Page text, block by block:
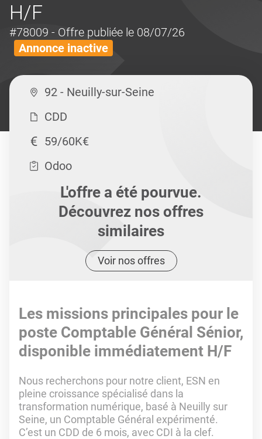
H/F
#78009 - Offre publiée le 08/07/26
Annonce inactive
92 - Neuilly-sur-Seine
CDD
59/60K€
Odoo
L'offre a été pourvue.
Découvrez nos offres
similaires
Voir nos offres
Les missions principales pour le
poste Comptable Général Sénior,
disponible immédiatement H/F
Nous recherchons pour notre client, ESN en
pleine croissance spécialisé dans la
transformation numérique, basé à Neuilly sur
Seine, un Comptable Général expérimenté.
C’est un CDD de 6 mois, avec CDI à la clef.